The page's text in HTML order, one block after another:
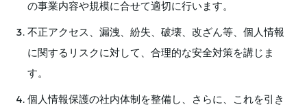
の事業内容や規模に合せて適切に行います。
不正アクセス、漏洩、紛失、破壊、改ざん等、個人情報
に関するリスクに対して、合理的な安全対策を講じま
す。
個人情報保護の社内体制を整備し、さらに、これを引き